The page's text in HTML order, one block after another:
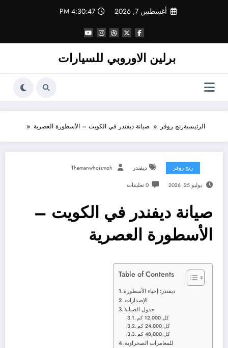
أغسطس 7, 2026 4:30:48 PM
برلين الاوروبي للسيارات
الرئيسيةرنج روفر صيانة ديفندر في الكويت – الأسطورة العصرية
رنج روفر ديفندر Themanwhoismoh
يوليو 25, 2026 0 تعليقات
صيانة ديفندر في الكويت –
الأسطورة العصرية
Table of Contents
ديفندر: إحياء الأسطورة
الإصدارات
جدول الصيانة
كل 12,000 كم
كل 24,000 كم
كل 48,000 كم
للمغامرات الصحراوية